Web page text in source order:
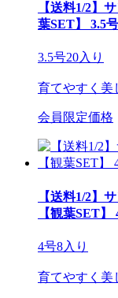
【送料1/2】
葉SET】 3.5
3.5号20入り
育てやすく美
会員限定価格
【送料1/2】
【観葉SET】
4号8入り
育てやすく美